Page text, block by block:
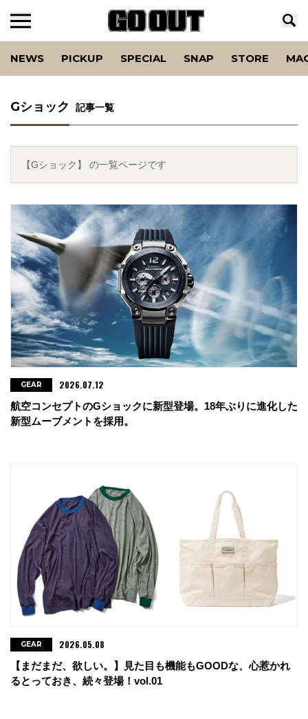
NEWS PICKUP SPECIAL SNAP STORE
Gショック 記事一覧
【Gショック】 の一覧ページです
航空コンセプトのGショックに新型登場。18年ぶりに進化した
新型ムーブメントを採用。
GEAR 2026.07.12
【まだまだ、欲しい。】見た目も機能もGOODな、心惹かれ
るとっておき、続々登場！vol.01
GEAR 2026.05.08